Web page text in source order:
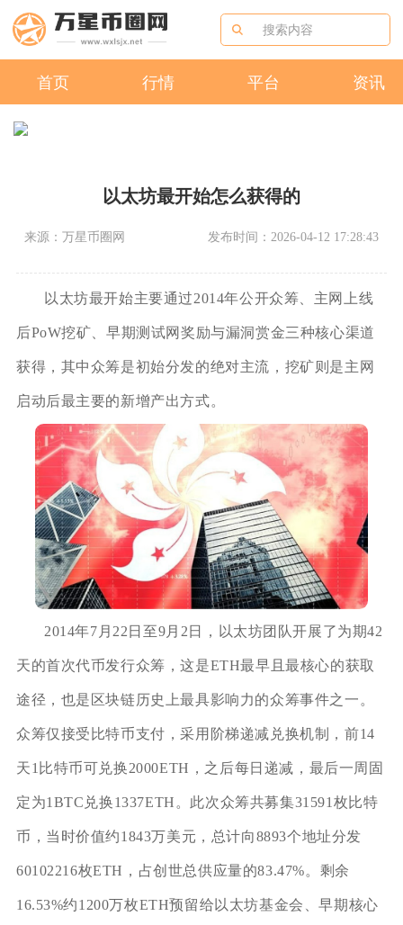
首页 行情 平台 资讯
以太坊最开始怎么获得的
来源：万星币圈网 发布时间：2026-04-12 17:28:43
以太坊最开始主要通过2014年公开众筹、主网上线
后PoW挖矿、早期测试网奖励与漏洞赏金三种核心渠道
获得，其中众筹是初始分发的绝对主流，挖矿则是主网
启动后最主要的新增产出方式。
2014年7月22日至9月2日，以太坊团队开展了为期42
天的首次代币发行众筹，这是ETH最早且最核心的获取
途径，也是区块链历史上最具影响力的众筹事件之一。
众筹仅接受比特币支付，采用阶梯递减兑换机制，前14
天1比特币可兑换2000ETH，之后每日递减，最后一周固
定为1BTC兑换1337ETH。此次众筹共募集31591枚比特
币，当时价值约1843万美元，总计向8893个地址分发
60102216枚ETH，占创世总供应量的83.47%。剩余
16.53%约1200万枚ETH预留给以太坊基金会、早期核心